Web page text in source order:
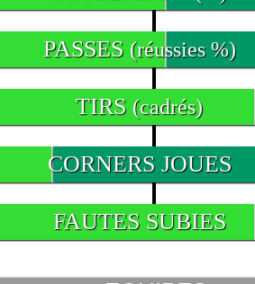
PASSES (réussies %)
TIRS (cadrés)
CORNERS JOUES
FAUTES SUBIES